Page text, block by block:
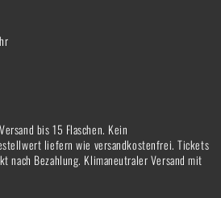
bis 15 Flaschen. Kein
liefern wie versandkostenfrei. Tickets
nach Bezahlung. Klimaneutraler Versand mit